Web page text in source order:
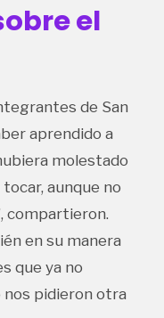
el
de San
aprendido a
molestado
aunque no
compartieron.
en su manera
que ya no
nos pidieron otra